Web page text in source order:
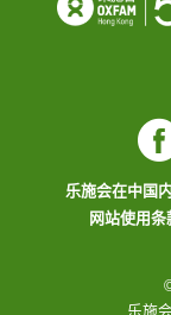
乐施会在中国
网站使用条
乐施